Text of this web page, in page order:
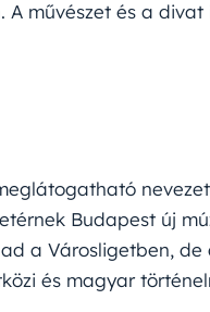
művészet és a
Budapest új
a Városligetben,
és magyar